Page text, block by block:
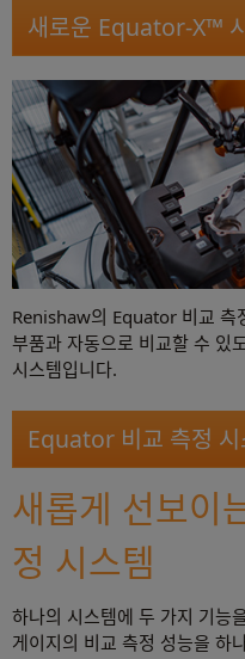
새로운 Equator-X™
Renishaw의 Equator 비교 측
부품과 자동으로 비교할 수 있
시스템입니다.
Equator 비교 측정 시
새롭게 선보
정 시스템
하나의 시스템에 두 가지 기능
게이지의 비교 측정 성능을 하